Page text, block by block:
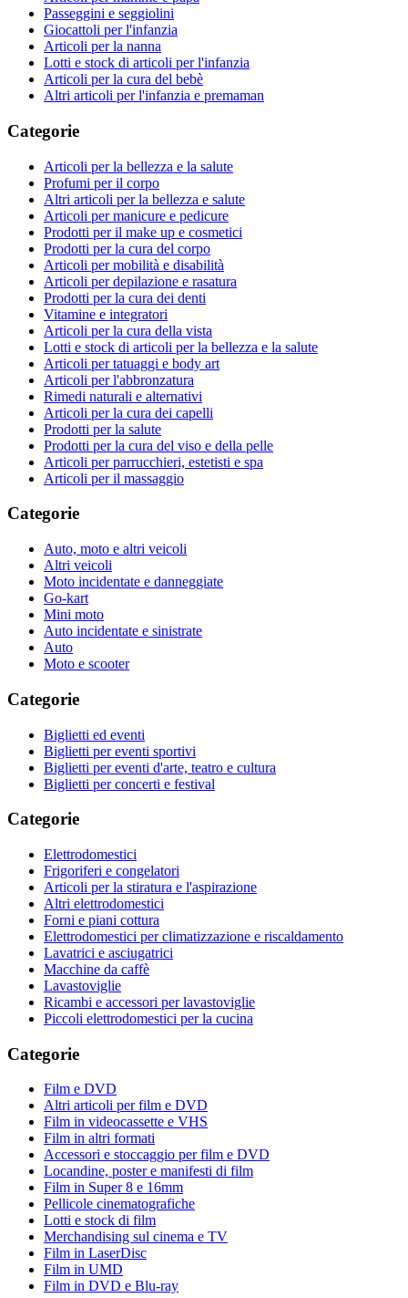
Passeggini e seggiolini
Giocattoli per l'infanzia
Articoli per la nanna
Lotti e stock di articoli per l'infanzia
Articoli per la cura del bebè
Altri articoli per l'infanzia e premaman
Categorie
Articoli per la bellezza e la salute
Profumi per il corpo
Altri articoli per la bellezza e salute
Articoli per manicure e pedicure
Prodotti per il make up e cosmetici
Prodotti per la cura del corpo
Articoli per mobilità e disabilità
Articoli per depilazione e rasatura
Prodotti per la cura dei denti
Vitamine e integratori
Articoli per la cura della vista
Lotti e stock di articoli per la bellezza e la salute
Articoli per tatuaggi e body art
Articoli per l'abbronzatura
Rimedi naturali e alternativi
Articoli per la cura dei capelli
Prodotti per la salute
Prodotti per la cura del viso e della pelle
Articoli per parrucchieri, estetisti e spa
Articoli per il massaggio
Categorie
Auto, moto e altri veicoli
Altri veicoli
Moto incidentate e danneggiate
Go-kart
Mini moto
Auto incidentate e sinistrate
Auto
Moto e scooter
Categorie
Biglietti ed eventi
Biglietti per eventi sportivi
Biglietti per eventi d'arte, teatro e cultura
Biglietti per concerti e festival
Categorie
Elettrodomestici
Frigoriferi e congelatori
Articoli per la stiratura e l'aspirazione
Altri elettrodomestici
Forni e piani cottura
Elettrodomestici per climatizzazione e riscaldamento
Lavatrici e asciugatrici
Macchine da caffè
Lavastoviglie
Ricambi e accessori per lavastoviglie
Piccoli elettrodomestici per la cucina
Categorie
Film e DVD
Altri articoli per film e DVD
Film in videocassette e VHS
Film in altri formati
Accessori e stoccaggio per film e DVD
Locandine, poster e manifesti di film
Film in Super 8 e 16mm
Pellicole cinematografiche
Lotti e stock di film
Merchandising sul cinema e TV
Film in LaserDisc
Film in UMD
Film in DVD e Blu-ray